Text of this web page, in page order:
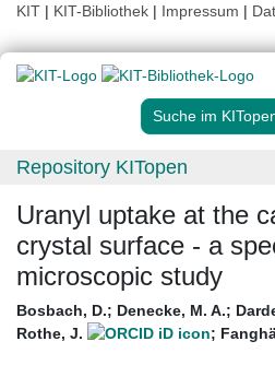
KIT | KIT-Bibliothek | Impressum |
Suche im
Repository KITopen
Uranyl uptake at the
crystal surface - a
microscopic study
Bosbach, D.; Denecke, M. A.;
Rothe, J.
;